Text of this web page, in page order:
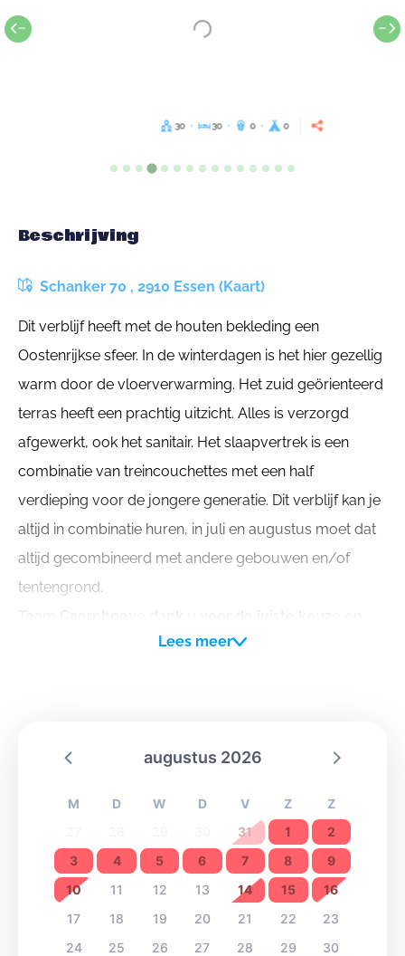
30 30 0 0
Beschrijving
Schanker 70 , 2910 Essen (Kaart)
Dit verblijf heeft met de houten bekleding een
Oostenrijkse sfeer. In de winterdagen is het hier gezellig
warm door de vloerverwarming. Het zuid geörienteerd
terras heeft een prachtig uitzicht. Alles is verzorgd
afgewerkt, ook het sanitair. Het slaapvertrek is een
combinatie van treincouchettes met een half
verdieping voor de jongere generatie. Dit verblijf kan je
altijd in combinatie huren, in juli en augustus moet dat
altijd gecombineerd met andere gebouwen en/of
tentengrond.
wenst u een aangenaam verblijf !
Lees meer
augustus 2026
M D W D V Z
Z
31 1
2
3
4 5 6 7 8
9
10
11 12 13 14 15
16
17
18 19 20 21 22
23
24
25 26 27 28 29
30